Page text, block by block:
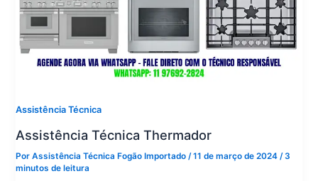
Assistência Técnica
Assistência Técnica Thermador
PorAssistência Técnica Fogão Importado /11 de março de 2024 /3
minutos de leitura